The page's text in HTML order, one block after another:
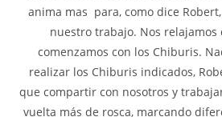
anima mas para, como dice
nuestro trabajo. Nos relajamos
comenzamos con los Chiburis.
realizar los Chiburis indicados,
que compartir con nosotros y
vuelta más de rosca, marcando